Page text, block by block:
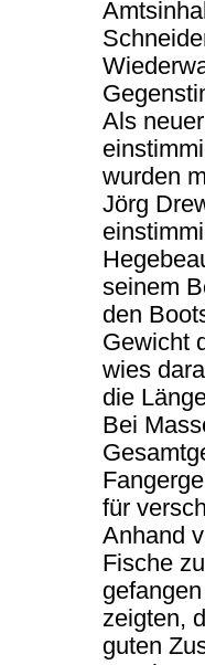
Als
wurden
Jörg
seinem
den
Gewicht
wies
die
Bei
für
Anhand
Fische
zeigten,
guten